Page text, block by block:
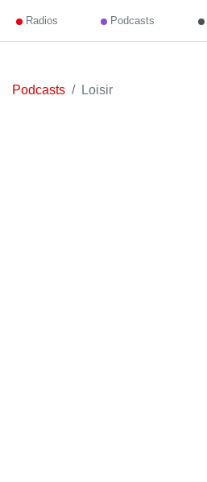
Radios Podcasts
Podcasts Loisir